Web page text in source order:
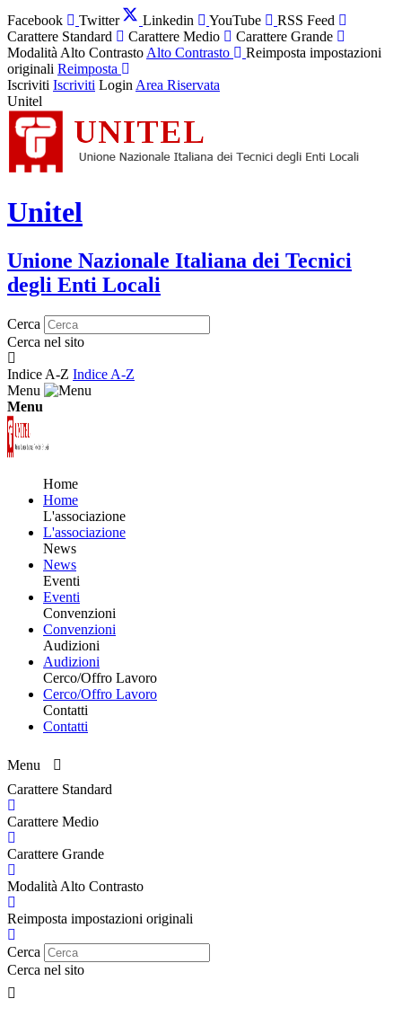
Facebook Twitter Linkedin YouTube
RSS Feed
Carattere Standard
Carattere Medio
Carattere Grande
Modalità Alto Contrasto Alto Contrasto
Reimposta impostazioni
originali Reimposta
Iscriviti Iscriviti Login Area Riservata
Unitel
Unitel
Unione Nazionale Italiana dei Tecnici
degli Enti Locali
Cerca
Cerca nel sito
Indice A-Z Indice A-Z
Menu
Menu
Home
Home
L'associazione
L'associazione
News
News
Eventi
Eventi
Convenzioni
Convenzioni
Audizioni
Audizioni
Cerco/Offro Lavoro
Cerco/Offro Lavoro
Contatti
Contatti
Menu
Carattere Standard
Carattere Medio
Carattere Grande
Modalità Alto Contrasto
Reimposta impostazioni originali
Cerca
Cerca nel sito